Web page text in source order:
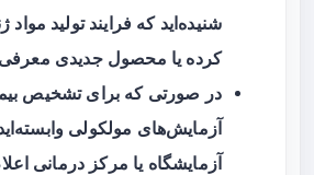
شنیده‌اید که فرایند تولید مواد
کرده یا محصول جدیدی
در صورتی که برای تشخیص
آزمایش‌های مولکولی
آزمایشگاه یا مرکز درمانی